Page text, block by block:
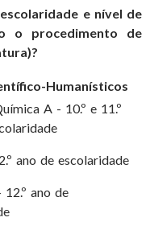
e nível de
o procedimento de
Humanísticos
A - 10.º e 11.º
ano de escolaridade
ano de